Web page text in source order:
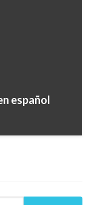
español